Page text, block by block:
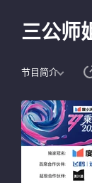
三公师
节目简介